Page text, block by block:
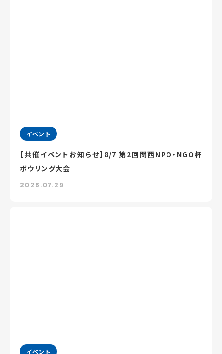
イベント
【共催イベントお知らせ】8/7 第2回関西NPO・NGO杯
ボウリング大会
2026.07.29
イベント